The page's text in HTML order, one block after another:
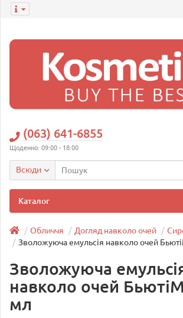
(063) 641-6855
Щоденно: 09:00 - 18:00
Всюди
Каталог
Обличчя Догляд навколо очей
Зволожуюча емульсія навколо очей
Зволожуюча
навколо очей
мл